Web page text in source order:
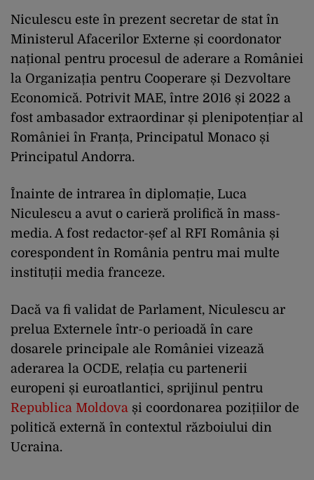
Niculescu este în prezent secretar de stat în
Ministerul Afacerilor Externe și coordonator
național pentru procesul de aderare a României
la Organizația pentru Cooperare și Dezvoltare
Economică. Potrivit MAE, între 2016 și 2022 a
fost ambasador extraordinar și plenipotențiar al
României în Franța, Principatul Monaco și
Principatul Andorra.
Înainte de intrarea în diplomație, Luca
Niculescu a avut o carieră prolifică în mass-
media. A fost redactor-șef al RFI România și
corespondent în România pentru mai multe
instituții media franceze.
Dacă va fi validat de Parlament, Niculescu ar
prelua Externele într-o perioadă în care
dosarele principale ale României vizează
aderarea la OCDE, relația cu partenerii
europeni și euroatlantici, sprijinul pentru
Republica Moldova și coordonarea pozițiilor de
politică externă în contextul războiului din
Ucraina.